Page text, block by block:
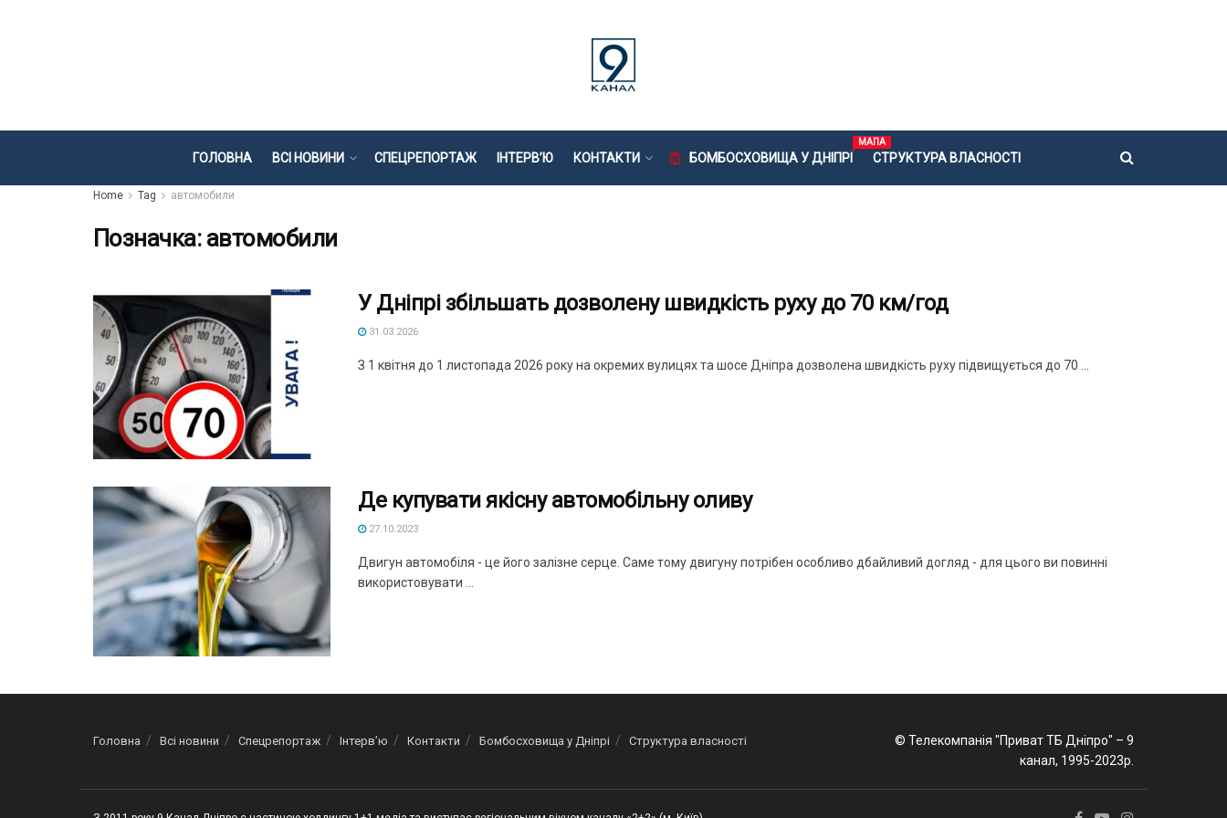
ГОЛОВНА ВСІ НОВИНИ СПЕЦРЕПОРТАЖ ІНТЕРВ’Ю КОНТАКТИ БОМБОСХОВИЩА У ДНІПРІ
МАПА
СТРУКТУРА ВЛАСНОСТІ
Home Tag автомобили
Позначка: автомобили
У Дніпрі збільшать дозволену швидкість руху до 70 км/год
31.03.2026
З 1 квітня до 1 листопада 2026 року на окремих вулицях та шосе Дніпра дозволена швидкість руху підвищується до 70 ...
Де купувати якісну автомобільну оливу
27.10.2023
Двигун автомобіля - це його залізне серце. Саме тому двигуну потрібен особливо дбайливий догляд - для цього ви повинні
використовувати ...
Головна Всі новини Спецрепортаж Інтерв’ю Контакти Бомбосховища у Дніпрі Структура власності
© Телекомпанія "Приват ТБ Дніпро" – 9
канал, 1995-2023р.